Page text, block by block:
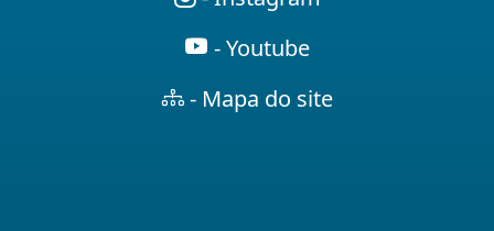
- Youtube
- Mapa do site